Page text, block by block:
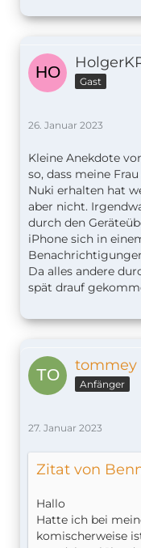
Gast
26. Januar 2023
Kleine Anekdote
so, dass meine
Nuki erhalten hat
aber nicht.
durch den
iPhone sich in
Da alles andere
spät drauf
tommey
Anfänger
27. Januar 2023
Zitat von
Hallo
Hatte ich bei
komischerweise